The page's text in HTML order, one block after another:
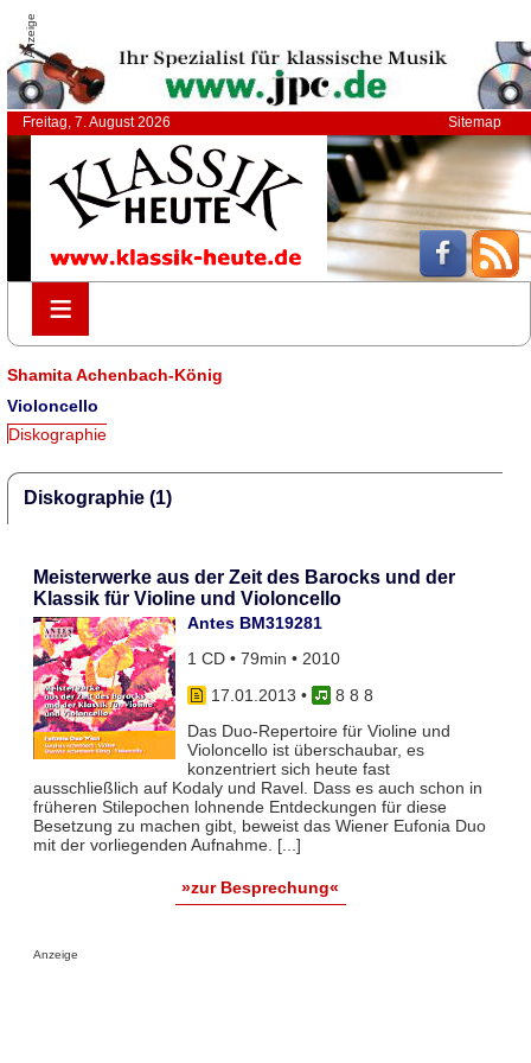
Anzeige
Freitag, 7. August 2026 Sitemap
≡
≡
Shamita Achenbach-König
Violoncello
Diskographie
Diskographie (1)
Meisterwerke aus der Zeit des Barocks und der
Klassik für Violine und Violoncello
Antes BM319281
1 CD • 79min • 2010
17.01.2013 •
8 8 8
Das Duo-Repertoire für Violine und
Violoncello ist überschaubar, es
konzentriert sich heute fast
ausschließlich auf Kodaly und Ravel. Dass es auch schon in
früheren Stilepochen lohnende Entdeckungen für diese
Besetzung zu machen gibt, beweist das Wiener Eufonia Duo
mit der vorliegenden Aufnahme. [...]
»zur Besprechung«
Anzeige